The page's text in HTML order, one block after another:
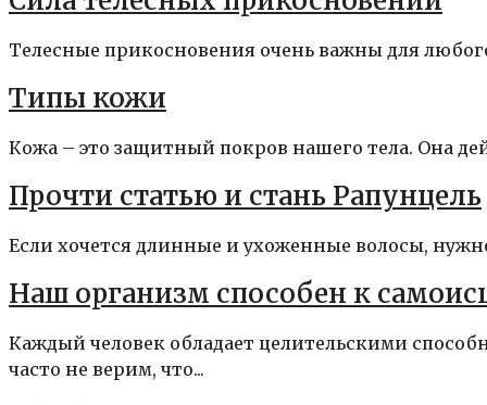
Телесные прикосновения очень важны для
Типы кожи
Кожа – это защитный покров нашего тела. Она
Прочти статью и стань Рапунцель
Если хочется длинные и ухоженные волосы,
Наш организм способен к
Каждый человек обладает целительскими
часто не верим, что...